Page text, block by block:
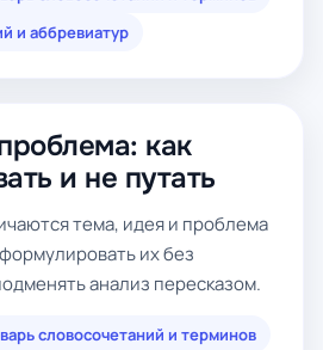
и аббревиатур
как
и не путать
тема, идея и проблема
их без
анализ пересказом.
словосочетаний и терминов